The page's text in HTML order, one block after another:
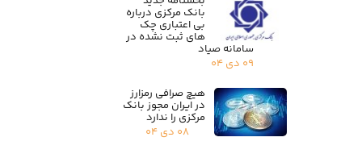
بانک مرکزی درباره
بی اعتباری چک
های ثبت نشده در
سامانه صیاد
۰۹ دی ۰۴
هیچ صرافی رمزارز
در ایران مجوز بانک
مرکزی را ندارد
۰۸ دی ۰۴